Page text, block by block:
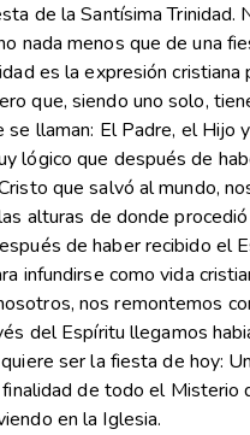
de la Santísima Trinidad.
nada menos que de una
es la expresión cristiana
que, siendo uno solo,
se llaman: El Padre, el Hijo
lógico que después de
que salvó al mundo,
alturas de donde
de haber recibido el
infundirse como vida
nos remontemos
del Espíritu llegamos
ser la fiesta de hoy:
de todo el Misterio
en la Iglesia.